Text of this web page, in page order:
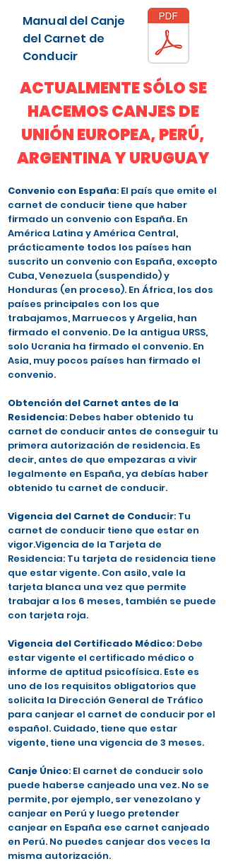
Manual del Canje
del Carnet de
Conducir
ACTUALMENTE SÓLO SE
HACEMOS CANJES DE
UNIÓN EUROPEA, PERÚ,
ARGENTINA Y URUGUAY
Convenio con España: El país que emite el
carnet de conducir tiene que haber
firmado un convenio con España. En
América Latina y América Central,
prácticamente todos los países han
suscrito un convenio con España, excepto
Cuba, Venezuela (suspendido) y
Honduras (en proceso). En África, los dos
países principales con los que
trabajamos, Marruecos y Argelia, han
firmado el convenio. De la antigua URSS,
solo Ucrania ha firmado el convenio. En
Asia, muy pocos países han firmado el
convenio.
Obtención del Carnet antes de la
Residencia: Debes haber obtenido tu
carnet de conducir antes de conseguir tu
primera autorización de residencia. Es
decir, antes de que empezaras a vivir
legalmente en España, ya debías haber
obtenido tu carnet de conducir.
Vigencia del Carnet de Conducir: Tu
carnet de conducir tiene que estar en
vigor.Vigencia de la Tarjeta de
Residencia: Tu tarjeta de residencia tiene
que estar vigente. Con asilo, vale la
tarjeta blanca una vez que permite
trabajar a los 6 meses, también se puede
con tarjeta roja.
Vigencia del Certificado Médico: Debe
estar vigente el certificado médico o
informe de aptitud psicofísica. Este es
uno de los requisitos obligatorios que
solicita la Dirección General de Tráfico
para canjear el carnet de conducir por el
español. Cuidado, tiene que estar
vigente, tiene una vigencia de 3 meses.
Canje Único: El carnet de conducir solo
puede haberse canjeado una vez. No se
permite, por ejemplo, ser venezolano y
canjear en Perú y luego pretender
canjear en España ese carnet canjeado
en Perú. No puedes canjear dos veces la
misma autorización.